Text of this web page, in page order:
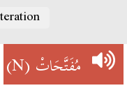
مُفَتَّحَاتْ(N)